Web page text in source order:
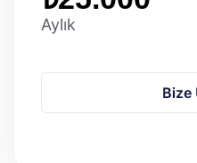
Aylık
Bize